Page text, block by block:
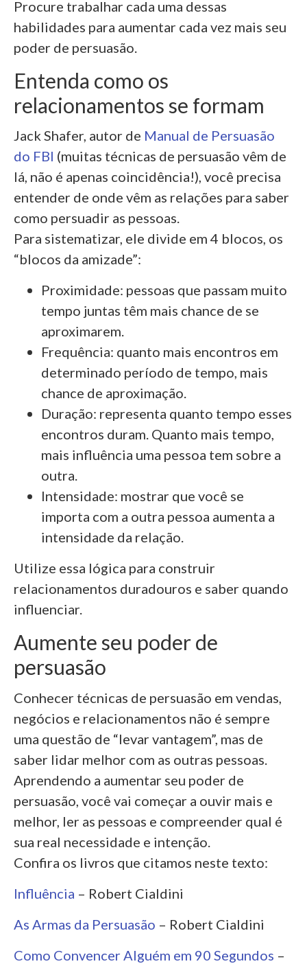
Procure trabalhar cada uma dessas
habilidades para aumentar cada vez mais seu
poder de persuasão.
Entenda como os
relacionamentos se formam
Jack Shafer, autor de Manual de Persuasão
do FBI (muitas técnicas de persuasão vêm de
lá, não é apenas coincidência!), você precisa
entender de onde vêm as relações para saber
como persuadir as pessoas.
Para sistematizar, ele divide em 4 blocos, os
“blocos da amizade”:
Proximidade: pessoas que passam muito
tempo juntas têm mais chance de se
aproximarem.
Frequência: quanto mais encontros em
determinado período de tempo, mais
chance de aproximação.
Duração: representa quanto tempo esses
encontros duram. Quanto mais tempo,
mais influência uma pessoa tem sobre a
outra.
Intensidade: mostrar que você se
importa com a outra pessoa aumenta a
intensidade da relação.
Utilize essa lógica para construir
relacionamentos duradouros e saber quando
influenciar.
Aumente seu poder de
persuasão
Conhecer técnicas de persuasão em vendas,
negócios e relacionamentos não é sempre
uma questão de “levar vantagem”, mas de
saber lidar melhor com as outras pessoas.
Aprendendo a aumentar seu poder de
persuasão, você vai começar a ouvir mais e
melhor, ler as pessoas e compreender qual é
sua real necessidade e intenção.
Confira os livros que citamos neste texto:
Influência – Robert Cialdini
As Armas da Persuasão – Robert Cialdini
Como Convencer Alguém em 90 Segundos –